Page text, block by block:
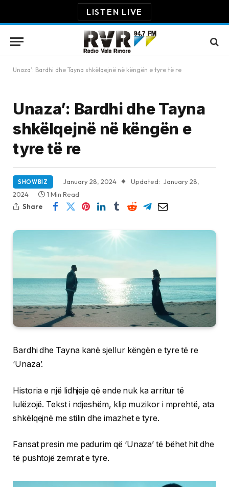
LISTEN LIVE
Unaza’: Bardhi dhe Tayna shkëlqejnë në këngën e tyre të re
Unaza’: Bardhi dhe Tayna
shkëlqejnë në këngën e
tyre të re
SHOWBIZ January 28, 2024 Updated: January 28,
2024
1 Min Read
Share
Bardhi dhe Tayna kanë sjellur këngën e tyre të re
‘Unaza’.
Historia e një lidhjeje që ende nuk ka arritur të
lulëzojë. Tekst i ndjeshëm, klip muzikor i mprehtë, ata
shkëlqejnë me stilin dhe imazhet e tyre.
Fansat presin me padurim që ‘Unaza’ të bëhet hit dhe
të pushtojë zemrat e tyre.